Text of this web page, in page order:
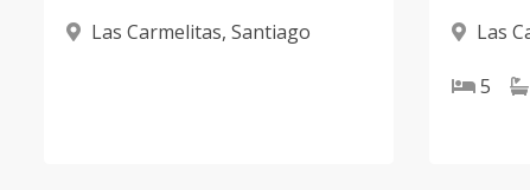
Las Carmelitas, Santiago
Las
5